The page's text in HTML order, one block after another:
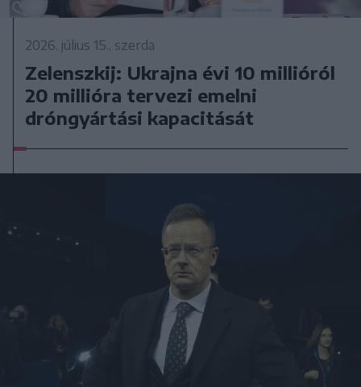
2026. július 15., szerda
Zelenszkij: Ukrajna évi 10 millióról
20 millióra tervezi emelni
dróngyártási kapacitását